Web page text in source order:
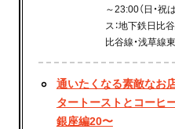
～23:00（日・祝
ス：地下鉄日比
比谷線・浅草線
通いたくなる素敵なお
タートーストとコーヒ
銀座編20〜